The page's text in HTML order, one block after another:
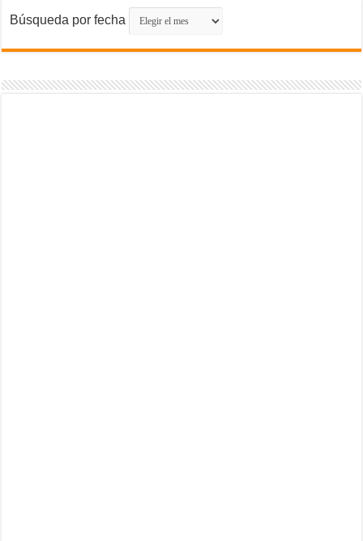
Búsqueda por fecha